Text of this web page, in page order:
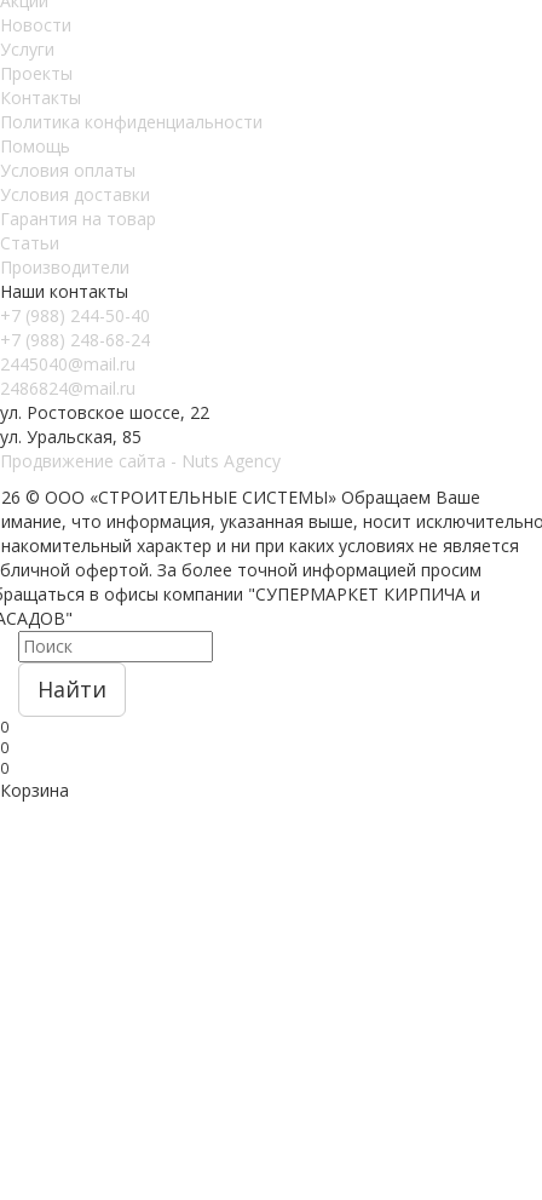
Новости
Услуги
Проекты
Контакты
Политика конфиденциальности
Помощь
Условия оплаты
Условия доставки
Гарантия на товар
Статьи
Производители
Наши контакты
+7 (988) 244-50-40
+7 (988) 248-68-24
2445040@mail.ru
2486824@mail.ru
ул. Ростовское шоссе, 22
ул. Уральская, 85
Продвижение сайта - Nuts Agency
© ООО «СТРОИТЕЛЬНЫЕ СИСТЕМЫ» Обращаем Ваше
что информация, указанная выше, носит
характер и ни при каких условиях не является
офертой. За более точной информацией просим
в офисы компании "СУПЕРМАРКЕТ КИРПИЧА и
Найти
0
0
0
Корзина